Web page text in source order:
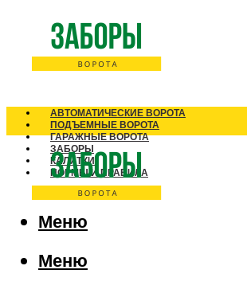
АВТОМАТИЧЕСКИЕ ВОРОТА
ПОДЪЕМНЫЕ ВОРОТА
ГАРАЖНЫЕ ВОРОТА
ЗАБОРЫ
КАЛИТКИ
НОРМЫ И ПРАВИЛА
Меню
Меню